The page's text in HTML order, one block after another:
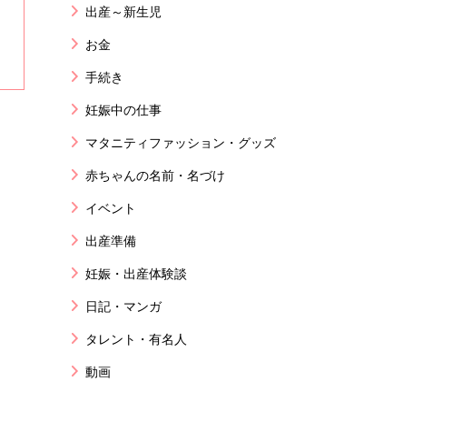
出産～新生児
お金
手続き
妊娠中の仕事
マタニティファッション・グッズ
赤ちゃんの名前・名づけ
イベント
出産準備
妊娠・出産体験談
日記・マンガ
タレント・有名人
動画